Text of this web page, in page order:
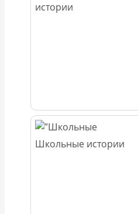
истории
Школьные истории